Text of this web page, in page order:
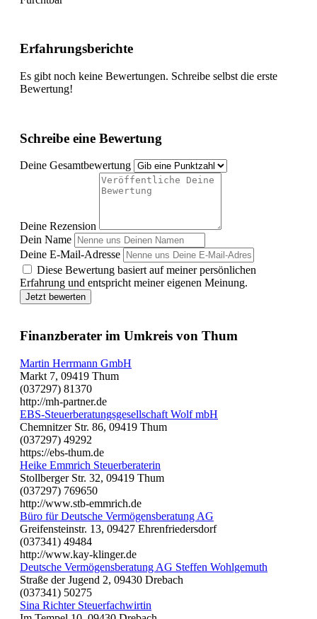
Erfahrungsberichte
Es gibt noch keine Bewertungen. Schreibe selbst die erste
Bewertung!
Schreibe eine Bewertung
Deine Gesamtbewertung
Deine Rezension
Dein Name
Deine E-Mail-Adresse
Diese Bewertung basiert auf meiner persönlichen
Erfahrung und entspricht meiner eigenen Meinung.
Jetzt bewerten
Finanzberater im Umkreis von Thum
Martin Herrmann GmbH
Markt 7, 09419 Thum
(037297) 81370
http://mh-partner.de
EBS-Steuerberatungsgesellschaft Wolf mbH
Chemnitzer Str. 86, 09419 Thum
(037297) 49292
https://ebs-thum.de
Heike Emmrich Steuerberaterin
Stollberger Str. 32, 09419 Thum
(037297) 769650
http://www.stb-emmrich.de
Büro für Deutsche Vermögensberatung AG
Greifensteinstr. 13, 09427 Ehrenfriedersdorf
(037341) 49484
http://www.kay-klinger.de
Deutsche Vermögensberatung AG Steffen Wohlgemuth
Straße der Jugend 2, 09430 Drebach
(037341) 50275
Sina Richter Steuerfachwirtin